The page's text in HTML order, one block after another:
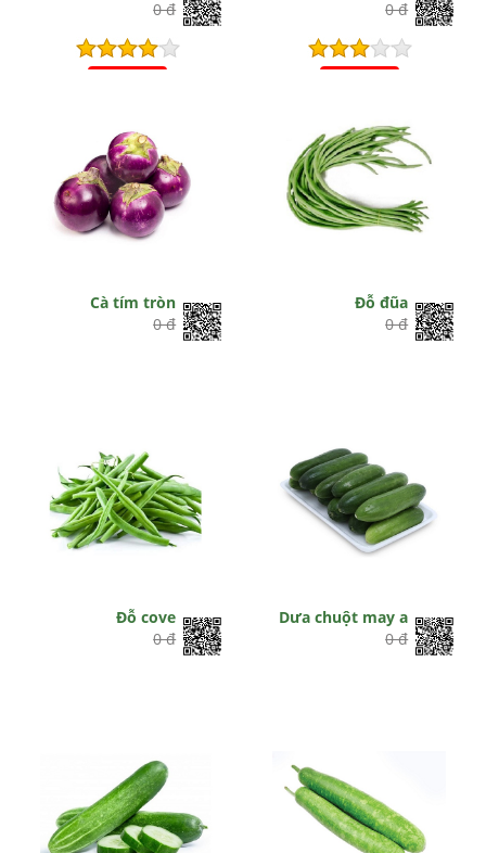
0 đ 0 đ
Cà tím tròn
0 đ
Đỗ đũa
0 đ
Đỗ cove
0 đ
Dưa chuột may a
0 đ